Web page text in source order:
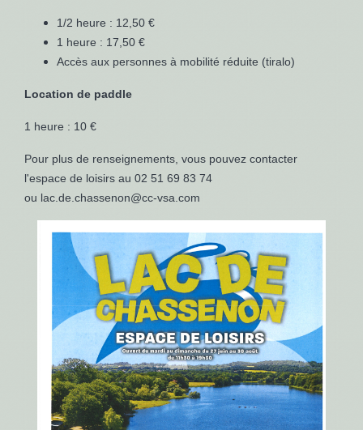
1/2 heure : 12,50 €
1 heure : 17,50 €
Accès aux personnes à mobilité réduite (tiralo)
Location de paddle
1 heure : 10 €
Pour plus de renseignements, vous pouvez contacter
l'espace de loisirs au 02 51 69 83 74
ou lac.de.chassenon@cc-vsa.com